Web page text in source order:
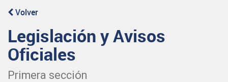
Volver
Legislación y Avisos
Oficiales
Primera sección